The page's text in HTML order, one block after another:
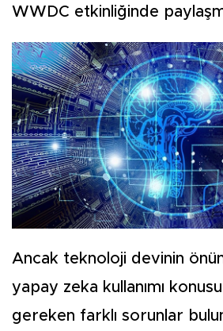
WWDC etkinliğinde
Ancak teknoloji devinin
yapay zeka kullanımı
gereken farklı sorunlar